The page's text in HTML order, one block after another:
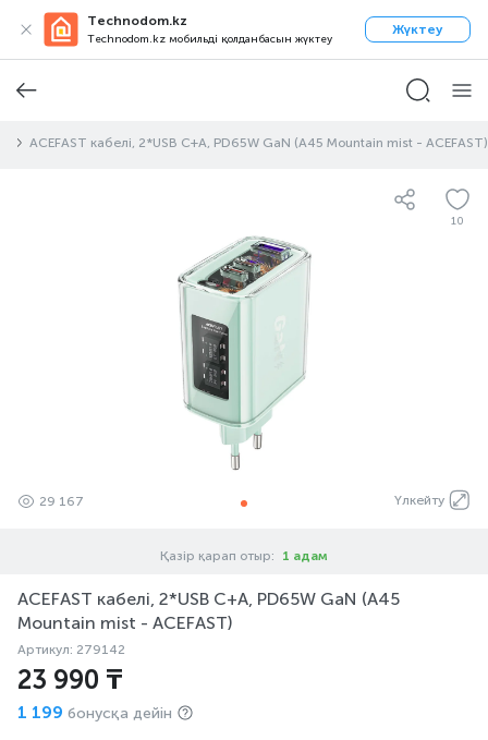
Technodom.kz
Technodom.kz мобильді қолданбасын жүктеу
Жүктеу
ACEFAST кабелі, 2*USB C+A, PD65W GaN (A45 Mountain mist - ACEFAST)
10
Үлкейту
29 167
Қазір қарап отыр: 1 адам
ACEFAST кабелі, 2*USB C+A, PD65W GaN (A45
Mountain mist - ACEFAST)
Артикул: 279142
23 990 ₸
1 199 бонусқа дейін